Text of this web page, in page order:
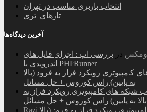
انتخاب باربری مناسب در تهران
تارهای اتری
آخرین دیدگاه‌ها
در بررسی اپ : اجرای فایل های PHP در گوشی
اندرویدی با PHPRunner
کامپیوتری رویکرد فراز به فرود (بالا
به پایین) راس کوروس + حل مسائل
شبکه های کامپیوتری رویکرد فراز به
به پایین) راس کوروس + حل مسائل
Razi رویکرد فراز به فرود (بالا